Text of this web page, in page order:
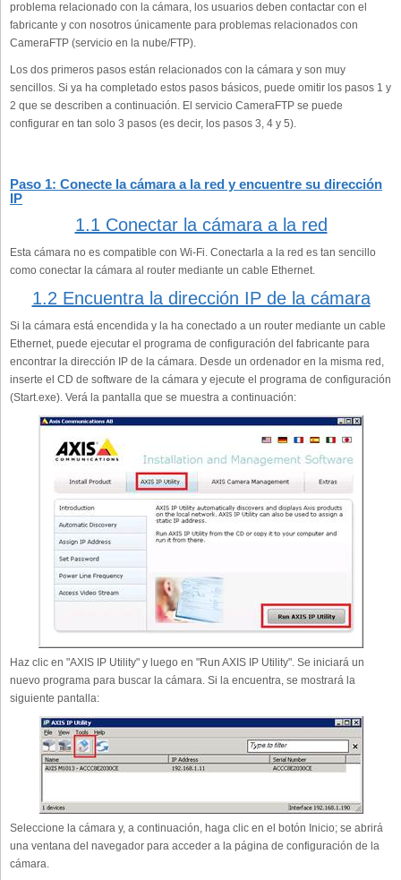
problema relacionado con la cámara, los usuarios deben contactar con el
fabricante y con nosotros únicamente para problemas relacionados con
CameraFTP (servicio en la nube/FTP).
Los dos primeros pasos están relacionados con la cámara y son muy
sencillos. Si ya ha completado estos pasos básicos, puede omitir los pasos 1 y
2 que se describen a continuación. El servicio CameraFTP se puede
configurar en tan solo 3 pasos (es decir, los pasos 3, 4 y 5).
Paso 1: Conecte la cámara a la red y encuentre su dirección
IP
1.1 Conectar la cámara a la red
Esta cámara no es compatible con Wi-Fi. Conectarla a la red es tan sencillo
como conectar la cámara al router mediante un cable Ethernet.
1.2 Encuentra la dirección IP de la cámara
Si la cámara está encendida y la ha conectado a un router mediante un cable
Ethernet, puede ejecutar el programa de configuración del fabricante para
encontrar la dirección IP de la cámara. Desde un ordenador en la misma red,
inserte el CD de software de la cámara y ejecute el programa de configuración
(Start.exe). Verá la pantalla que se muestra a continuación:
Haz clic en "AXIS IP Utility" y luego en "Run AXIS IP Utility". Se iniciará un
nuevo programa para buscar la cámara. Si la encuentra, se mostrará la
siguiente pantalla:
Seleccione la cámara y, a continuación, haga clic en el botón Inicio; se abrirá
una ventana del navegador para acceder a la página de configuración de la
cámara.